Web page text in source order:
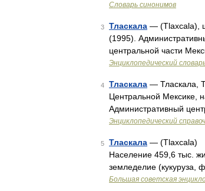
Словарь синонимов
3 Тласкала — (Tlaxcala),
(1995).
центральной части
Энциклопедический
4 Тласкала — Тласкала,
Центральной Мексике,
Административный
Энциклопедический
5 Тласкала — (Tlaxcala)
Население 459,6 тыс.
земледелие (кукуруза,
Большая советская